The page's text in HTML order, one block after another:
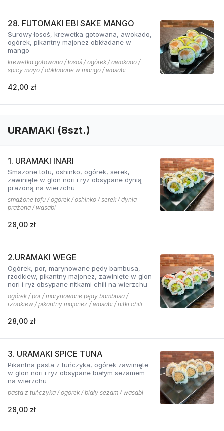
28. FUTOMAKI EBI SAKE MANGO
Surowy łosoś, krewetka gotowana, awokado,
ogórek, pikantny majonez obkładane w
mango
krewetka gotowana / łosoś / ogórek / awokado /
spicy mayo / obkładane w mango / wasabi
42,00 zł
URAMAKI (8szt.)
1. URAMAKI INARI
Smażone tofu, oshinko, ogórek, serek,
zawinięte w glon nori i ryż obsypane dynią
prażoną na wierzchu
smażone tofu / ogórek / oshinko / serek / dynia
prażona / wasabi
28,00 zł
2.URAMAKI WEGE
Ogórek, por, marynowane pędy bambusa,
rzodkiew, pikantny majonez, zawinięte w glon
nori i ryż obsypane nitkami chili na wierzchu
ogórek / por / marynowane pędy bambusa /
rzodkiew / pikantny majonez / wasabi / nitki chili
28,00 zł
3. URAMAKI SPICE TUNA
Pikantna pasta z tuńczyka, ogórek zawinięte
w glon nori i ryż obsypane białym sezamem
na wierzchu
pasta z tuńczyka / ogórek / biały sezam / wasabi
28,00 zł